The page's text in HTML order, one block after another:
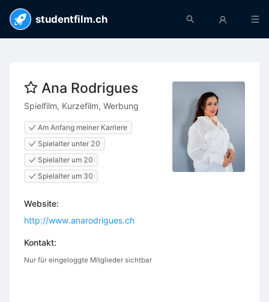
studentfilm.ch
Ana Rodrigues
Spielfilm, Kurzefilm, Werbung
Am Anfang meiner Karriere
Spielalter unter 20
Spielalter um 20
Spielalter um 30
Website:
http://www.anarodrigues.ch
Kontakt:
Nur für eingeloggte Mitglieder sichtbar